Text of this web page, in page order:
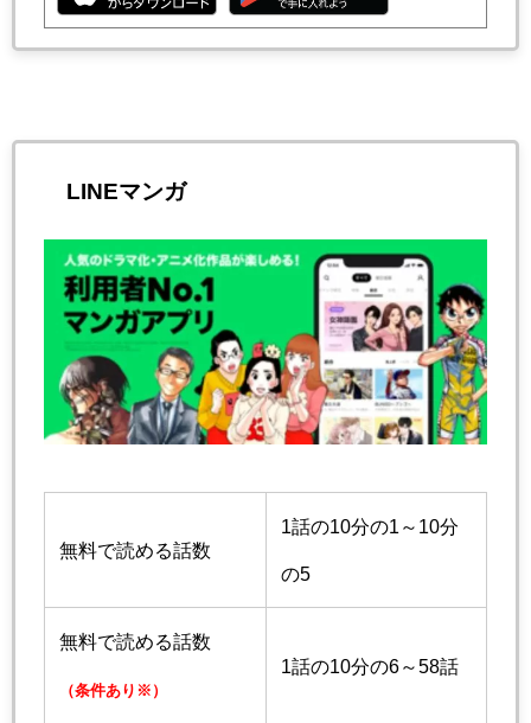
LINEマンガ
無料で読める話数
1話の10分の1～10分
の5
無料で読める話数
（条件あり※）
1話の10分の6～58話